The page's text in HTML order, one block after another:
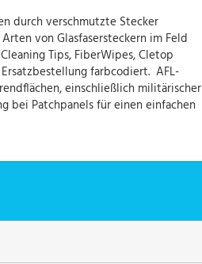
durch verschmutzte Stecker
von Glasfasersteckern im Feld
Tips, FiberWipes, Cletop
farbcodiert. AFL-
einschließlich militärischer
bei Patchpanels für einen einfachen